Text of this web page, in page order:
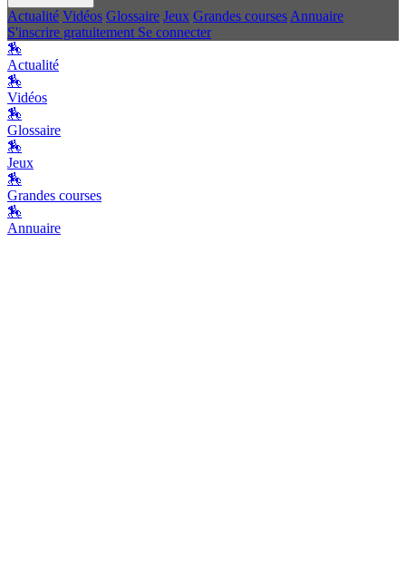
Actualité Vidéos Glossaire Jeux Grandes courses Annuaire
S'inscrire gratuitement Se connecter
🏇
Actualité
🏇
Vidéos
🏇
Glossaire
🏇
Jeux
🏇
Grandes courses
🏇
Annuaire